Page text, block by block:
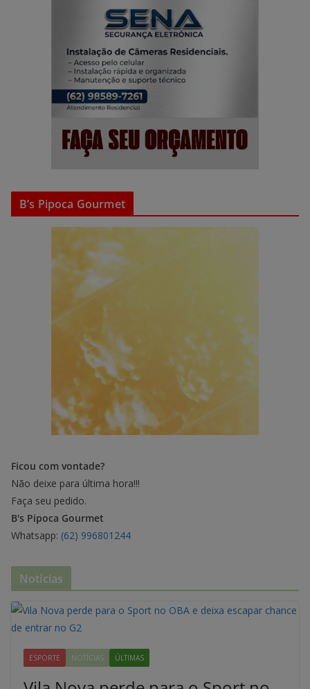
B’s Pipoca Gourmet
Ficou com vontade?
Não deixe para última hora!!!
Faça seu pedido.
B's Pipoca Gourmet
Whatsapp: (62) 996801244
Notícias
ESPORTE NOTÍCIAS ÚLTIMAS